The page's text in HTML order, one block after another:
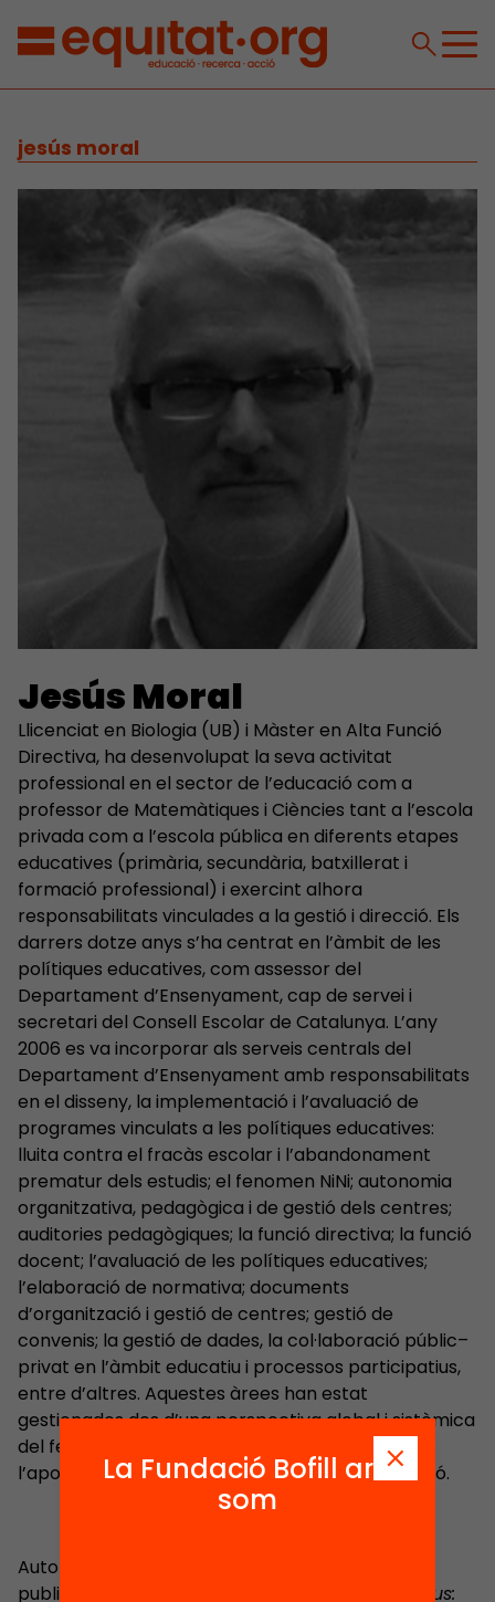
jesús moral
Jesús Moral
Llicenciat en Biologia (UB) i Màster en Alta Funció
Directiva, ha desenvolupat la seva activitat
professional en el sector de l’educació com a
professor de Matemàtiques i Ciències tant a l’escola
privada com a l’escola pública en diferents etapes
educatives (primària, secundària, batxillerat i
formació professional) i exercint alhora
responsabilitats vinculades a la gestió i direcció. Els
darrers dotze anys s’ha centrat en l’àmbit de les
polítiques educatives, com assessor del
Departament d’Ensenyament, cap de servei i
secretari del Consell Escolar de Catalunya. L’any
2006 es va incorporar als serveis centrals del
Departament d’Ensenyament amb responsabilitats
en el disseny, la implementació i l’avaluació de
programes vinculats a les polítiques educatives:
lluita contra el fracàs escolar i l’abandonament
prematur dels estudis; el fenomen NiNi; autonomia
organitzativa, pedagògica i de gestió dels centres;
auditories pedagògiques; la funció directiva; la funció
docent; l’avaluació de les polítiques educatives;
l’elaboració de normativa; documents
d’organització i gestió de centres; gestió de
convenis; la gestió de dades, la col·laboració públic–
privat en l’àmbit educatiu i processos participatius,
entre d’altres. Aquestes àrees han estat
gestionades des d’una perspectiva global i sistèmica
del fet educatiu i garantint la transversalitat i
l’apoderament de les persones i de l’organització.
Autor i coordinador de diversos estudis i
publicacions:
L’autonomia dels centres educatius:
La Fundació Bofill ara
som